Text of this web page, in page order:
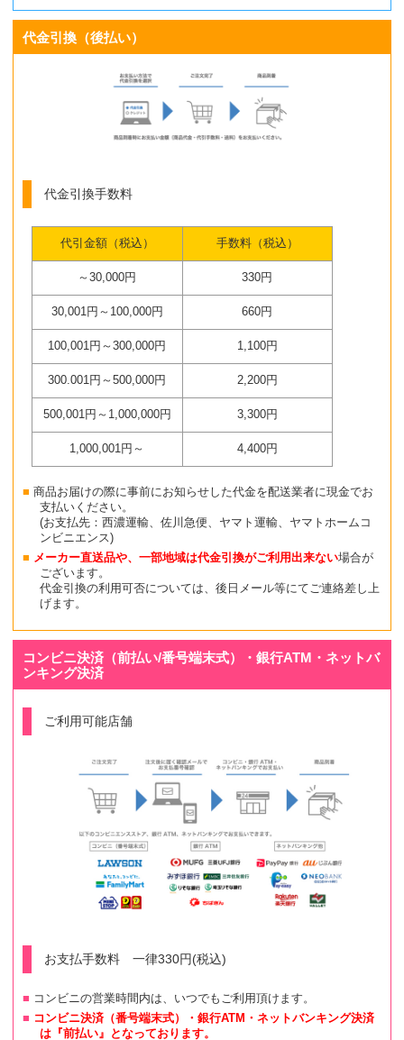
代金引換（後払い）
代金引換手数料
代引金額（税込） 手数料（税込）
～30,000円 330円
30,001円～100,000円 660円
100,001円～300,000円 1,100円
300.001円～500,000円 2,200円
500,001円～1,000,000円 3,300円
1,000,001円～ 4,400円
商品お届けの際に事前にお知らせした代金を配送業者に現金でお
支払いください。
(お支払先：西濃運輸、佐川急便、ヤマト運輸、ヤマトホームコ
ンビニエンス)
メーカー直送品や、一部地域は代金引換がご利用出来ない場合が
ございます。
代金引換の利用可否については、後日メール等にてご連絡差し上
げます。
コンビニ決済（前払い/番号端末式）・銀行ATM・ネットバ
ンキング決済
ご利用可能店舗
お支払手数料 一律330円(税込)
コンビニの営業時間内は、いつでもご利用頂けます。
コンビニ決済（番号端末式）・銀行ATM・ネットバンキング決済
は『前払い』となっております。